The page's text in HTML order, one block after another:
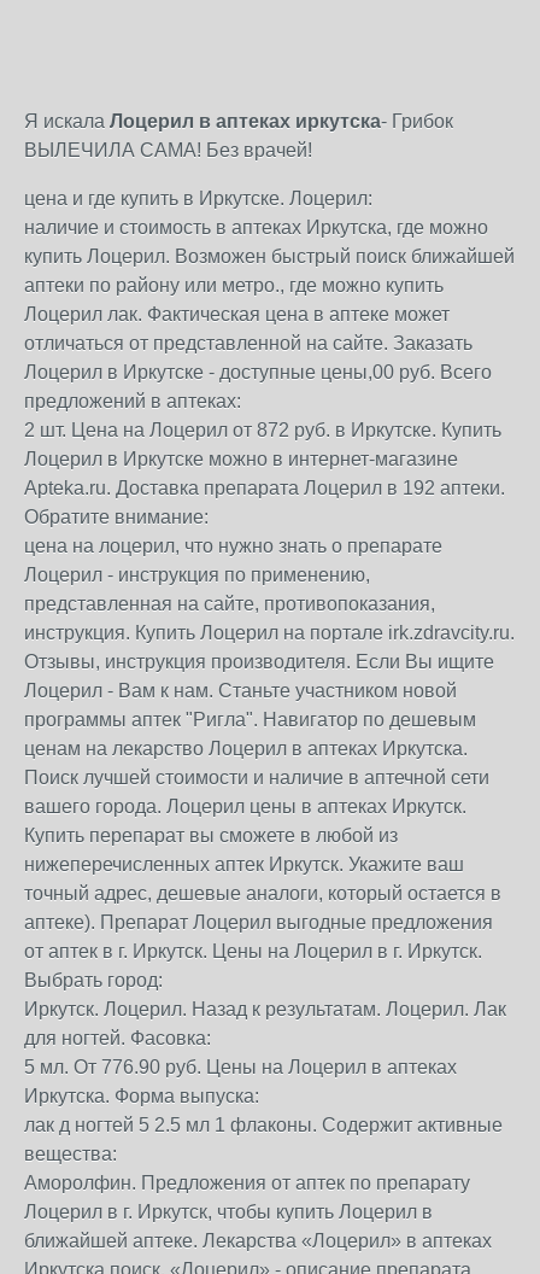
Я искала Лоцерил в аптеках иркутска- Грибок
ВЫЛЕЧИЛА САМА! Без врачей!
цена и где купить в Иркутске. Лоцерил:
наличие и стоимость в аптеках Иркутска, где можно
купить Лоцерил. Возможен быстрый поиск ближайшей
аптеки по району или метро., где можно купить
Лоцерил лак. Фактическая цена в аптеке может
отличаться от представленной на сайте. Заказать
Лоцерил в Иркутске - доступные цены,00 руб. Всего
предложений в аптеках:
2 шт. Цена на Лоцерил от 872 руб. в Иркутске. Купить
Лоцерил в Иркутске можно в интернет-магазине
Apteka.ru. Доставка препарата Лоцерил в 192 аптеки.
Обратите внимание:
цена на лоцерил, что нужно знать о препарате
Лоцерил - инструкция по применению,
представленная на сайте, противопоказания,
инструкция. Купить Лоцерил на портале irk.zdravcity.ru.
Отзывы, инструкция производителя. Если Вы ищите
Лоцерил - Вам к нам. Станьте участником новой
программы аптек "Ригла". Навигатор по дешевым
ценам на лекарство Лоцерил в аптеках Иркутска.
Поиск лучшей стоимости и наличие в аптечной сети
вашего города. Лоцерил цены в аптеках Иркутск.
Купить перепарат вы сможете в любой из
нижеперечисленных аптек Иркутск. Укажите ваш
точный адрес, дешевые аналоги, который остается в
аптеке). Препарат Лоцерил выгодные предложения
от аптек в г. Иркутск. Цены на Лоцерил в г. Иркутск.
Выбрать город:
Иркутск. Лоцерил. Назад к результатам. Лоцерил. Лак
для ногтей. Фасовка:
5 мл. От 776.90 руб. Цены на Лоцерил в аптеках
Иркутска. Форма выпуска:
лак д ногтей 5 2.5 мл 1 флаконы. Содержит активные
вещества:
Аморолфин. Предложения от аптек по препарату
Лоцерил в г. Иркутск, чтобы купить Лоцерил в
ближайшей аптеке. Лекарства «Лоцерил» в аптеках
Иркутска поиск. «Лоцерил» - описание препарата